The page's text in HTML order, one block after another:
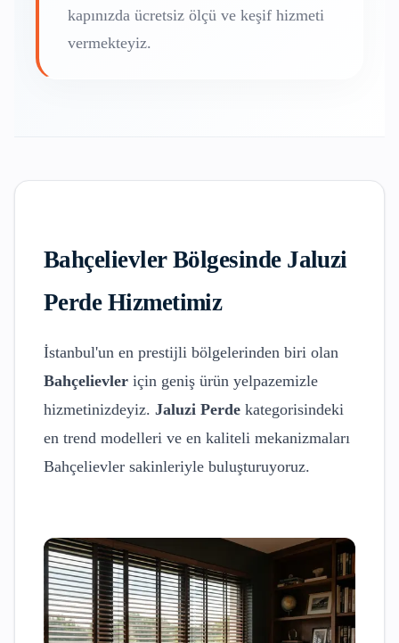
kapınızda ücretsiz ölçü ve keşif hizmeti
vermekteyiz.
BahçelievlerBölgesinde Jaluzi
PerdeHizmetimiz
İstanbul'un en prestijli bölgelerinden biri olan
Bahçelievler için geniş ürün yelpazemizle
hizmetinizdeyiz. Jaluzi Perde kategorisindeki
en trend modelleri ve en kaliteli mekanizmaları
Bahçelievler sakinleriyle buluşturuyoruz.